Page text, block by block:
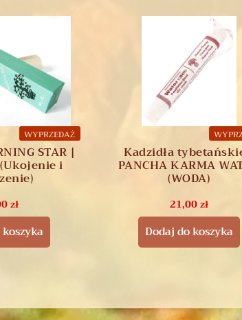
WYPRZEDAŻ
STAR |
i
zł
Kadzidła
PANCHA KARMA
(WODA)
21,00zł
Dodaj do koszyka